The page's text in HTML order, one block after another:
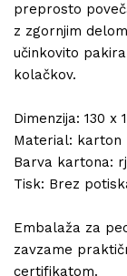
preprosto
z zgornjim
učinkovito
kolačkov.
Dimenzija: 130 x
Material: karton
Barva kartona:
Tisk: Brez
Embalaža za
zavzame
certifikatom.